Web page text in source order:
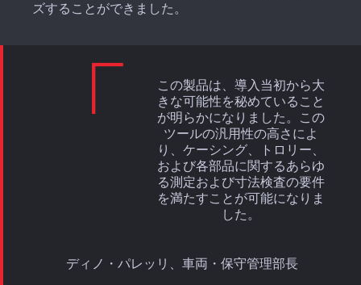
ズすることができました。
この製品は、導入当初から大
きな可能性を秘めていること
が明らかになりました。この
ツールの汎用性の高さによ
り、ケーシング、トロリー、
および各部品に関するあらゆ
る測定および寸法検査の要件
を満たすことが可能になりま
した。
ディノ・パレッリ、車両・保守管理部長